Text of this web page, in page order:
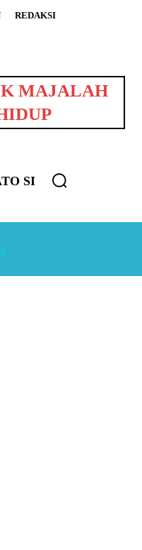
REDAKSI
MAJALAH
SI